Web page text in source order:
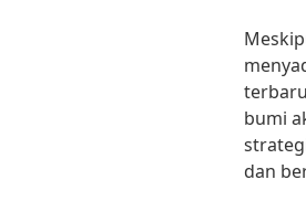
bumi
dan